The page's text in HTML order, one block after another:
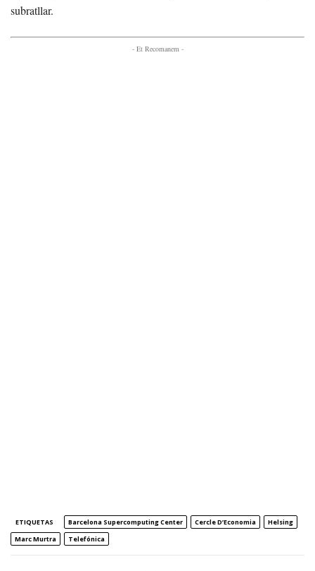
subratllar.
- Et Recomanem -
ETIQUETAS Barcelona Supercomputing Center Cercle D’Economia
Helsing
Marc Murtra
Telefónica